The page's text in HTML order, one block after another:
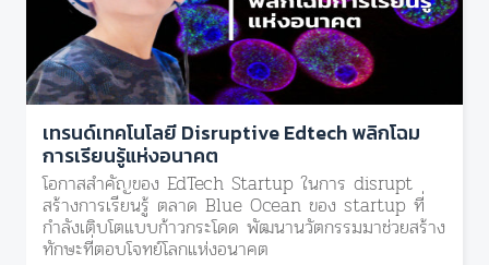
เทรนด์เทคโนโลยี Disruptive Edtech พลิกโฉม
การเรียนรู้แห่งอนาคต
โอกาสสำคัญของ EdTech Startup ในการ disrupt
สร้างการเรียนรู้ ตลาด Blue Ocean ของ startup ที่
กำลังเติบโตแบบก้าวกระโดด พัฒนานวัตกรรมมาช่วยสร้าง
ทักษะที่ตอบโจทย์โลกแห่งอนาคต